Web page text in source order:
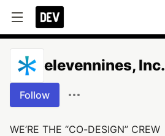
elevennines, Inc.
Follow
WE’RE THE “CO-DESIGN” CREW